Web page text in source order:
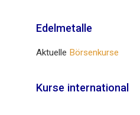
Edelmetalle
Aktuelle Börsenkurse
Kurse international